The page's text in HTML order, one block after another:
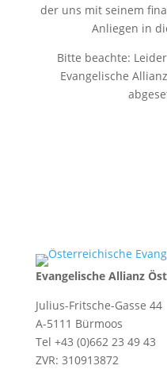
der uns mit seinem
Anliegen in
Bitte beachte:
Evangelische
Evangelische Allianz
Julius-Fritsche-Gasse 44
A-5111 Bürmoos
Tel +43 (0)662 23 49 43
ZVR: 310913872